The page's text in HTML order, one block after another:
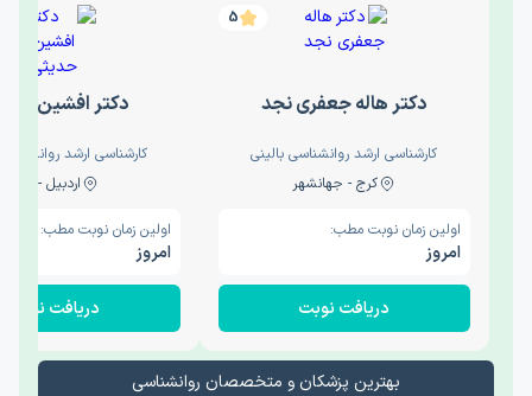
5
دکتر هاله جعفری نجد
کارشناسی ارشد روانشناسی بالینی
کرج - جهانشهر
اولین زمان نوبت مطب:
امروز
دریافت نوبت
دکتر افشین
کارشناسی ارشد
اردبیل - والی
اولین زمان نوبت مطب:
امروز
دریافت نوبت
بهترین پزشکان و متخصصان روانشناسی